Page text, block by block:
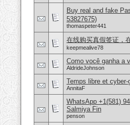
Buy real and fake
53827675)
thomaspeter441
在线购买真假签证，
keepmealive78
Como você ganha a
AldrideJohnson
Temps libre et cyber-
AnnitaF
WhatsApp +1(581)
Salmiya Fin
penson